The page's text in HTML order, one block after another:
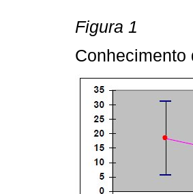
Figura 1
Conhecimento